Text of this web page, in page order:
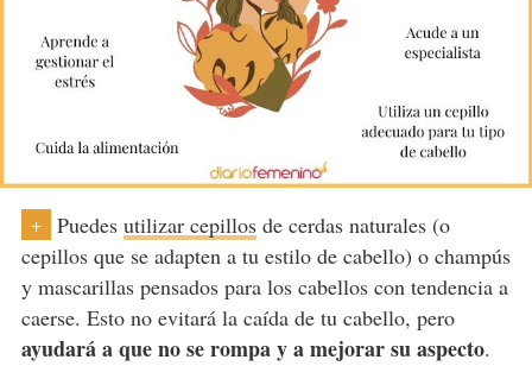
+ Puedes utilizar cepillosde cerdas naturales (o
cepillos que se adapten a tu estilo de cabello) o champús
y mascarillas pensados para los cabellos con tendencia a
caerse. Esto no evitará la caída de tu cabello, pero
ayudará a que no se rompa y a mejorar su aspecto.